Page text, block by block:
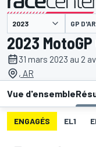
présenté par GP
2023
31 mars 2023 au 2
, AR
Vue d'ensemble
ENGAGÉS EL1